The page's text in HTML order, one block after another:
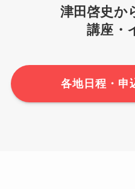
津田啓史か
講座・
各地日程・申